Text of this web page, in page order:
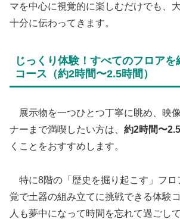
マを中心に視覚的に楽しむだけでも、
十分に伝わってきます。
じっくり体験！すべてのフロアを
コース（約2時間〜2.5時間）
展示物を一つひとつ丁寧に眺め、映
ナーまで満喫したい方は、 約2時間〜
くことをおすすめします。
特に8階の「歴史を掘り起こす」フロ
覚で土器の組み立てに挑戦できる体験
人も夢中になって時間を忘れて過ごし